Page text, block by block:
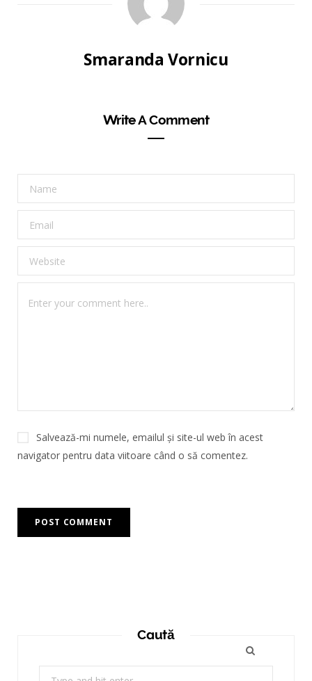
Smaranda Vornicu
Write A Comment
Salvează-mi numele, emailul și site-ul web în acest
navigator pentru data viitoare când o să comentez.
Caută